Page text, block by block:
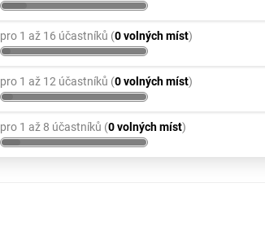
pro 1 až 16 účastníků (0 volných míst)
pro 1 až 12 účastníků (0 volných míst)
pro 1 až 8 účastníků (0 volných míst)